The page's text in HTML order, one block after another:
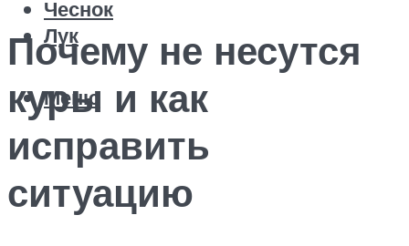
Чеснок
Лук
Меню
Почему не несутся
куры и как
исправить
ситуацию